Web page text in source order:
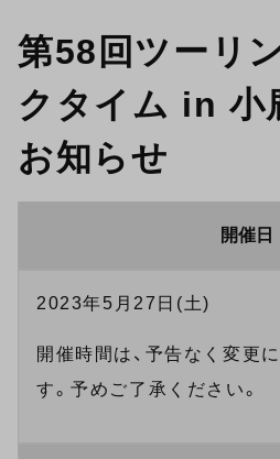
第58回ツーリ
クタイム in 小
お知らせ
開催日
2023年5月27日(土)
開催時間は、予告なく変更
す。予めご了承ください。